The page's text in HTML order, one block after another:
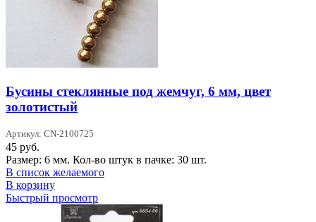
Бусины стеклянные под жемчуг, 6 мм, цвет
золотистый
Артикул: CN-2100725
45 руб.
Размер: 6 мм. Кол-во штук в пачке: 30 шт.
В список желаемого
В корзину
Быстрый просмотр